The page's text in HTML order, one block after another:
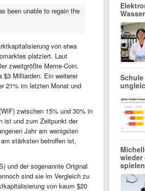
been unable to regain the
von etwa
platziert. Laut
zweitgrößte Meme-Coin,
$3 Milliarden. Ein weiterer
21% im letzten Monat und
zwischen 15% und 30% in
ist und zum Zeitpunkt der
Jahr am wenigsten
stärksten betroffen ist,
und der sogenannte Original
sind sie im Vergleich zu
von kaum $20
wieder